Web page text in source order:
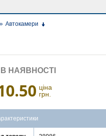
» Автокамери
В НАЯВНОСТІ
ціна
грн.